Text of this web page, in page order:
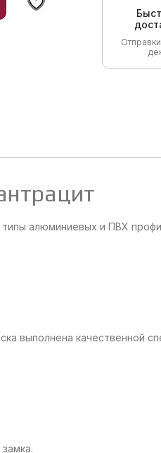
типы алюминиевых и ПВХ
выполнена качественной